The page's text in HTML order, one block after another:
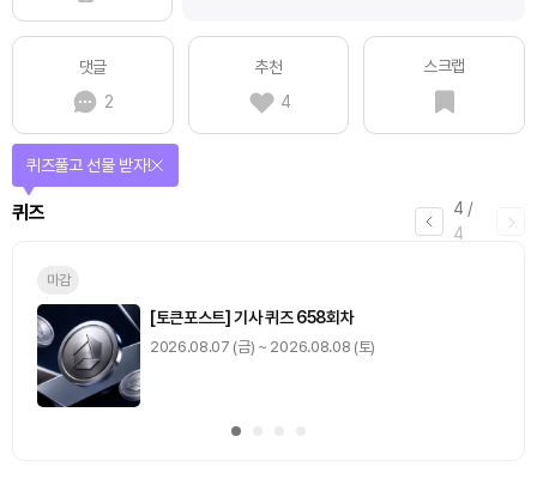
댓글
2
추천
4
스크랩
4 /
4
퀴즈
퀴즈풀고 선물 받자!
마감
[토큰포스트] 기사 퀴즈 658회차
2026.08.07 (금) ~ 2026.08.08 (토)